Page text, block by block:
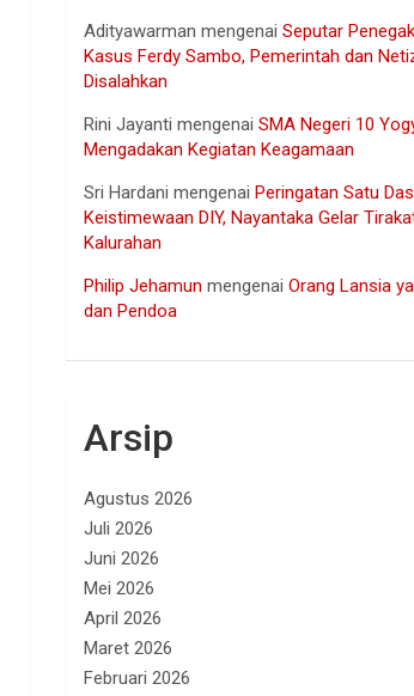
Adityawarman mengenaiSeputar
Kasus Ferdy Sambo, Pemerintah dan
Disalahkan
Rini Jayanti mengenaiSMA Negeri 10
Mengadakan Kegiatan Keagamaan
Sri Hardani mengenaiPeringatan Satu
Keistimewaan DIY, Nayantaka Gelar
Kalurahan
Philip Jehamun mengenaiOrang Lansia
dan Pendoa
Arsip
Agustus 2026
Juli 2026
Juni 2026
Mei 2026
April 2026
Maret 2026
Februari 2026